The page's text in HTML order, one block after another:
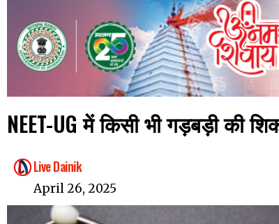
NEET-UG में किसी भी गड़बड़ी की
Live Dainik
April 26, 2025